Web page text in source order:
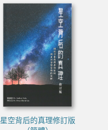
星空背后的真理修訂版